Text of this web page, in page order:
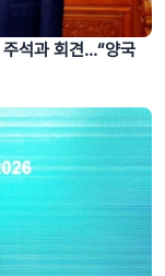
석과 회견…“양국